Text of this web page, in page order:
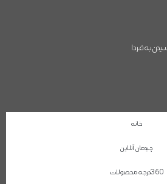
به فردا
خانه
چیدمان آنلاین
360درجه محصولات